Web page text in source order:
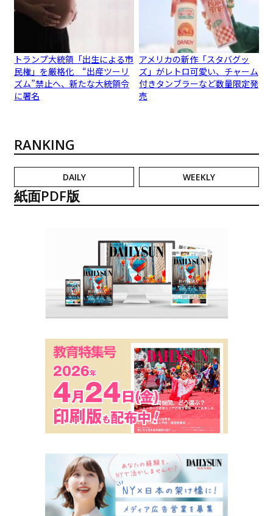
トランプ大統領「出生による市
民権」を厳格化 “出産ツーリ
ズム”禁止へ、新たな大統領令
に署名
アメリカの新作「スタバグッ
ズ」がレトロ可愛い、チャーム
付きタンブラーなど数量限定発
売
RANKING
DAILY WEEKLY
紙面PDF版